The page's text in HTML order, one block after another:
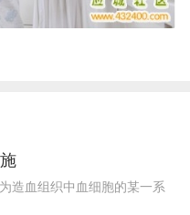
造血组织中血细胞的某一系